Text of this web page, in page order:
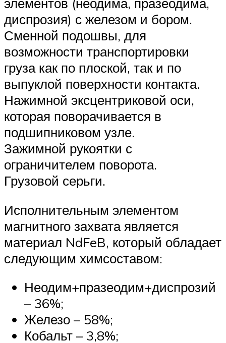
диспрозия) с железом и бором.
Сменной подошвы, для
возможности транспортировки
груза как по плоской, так и по
выпуклой поверхности контакта.
Нажимной эксцентриковой оси,
которая поворачивается в
подшипниковом узле.
Зажимной рукоятки с
ограничителем поворота.
Грузовой серьги.
Исполнительным элементом
магнитного захвата является
материал NdFeB, который обладает
следующим химсоставом:
Неодим+празеодим+диспрозий
– 36%;
Железо – 58%;
Кобальт – 3,8%;